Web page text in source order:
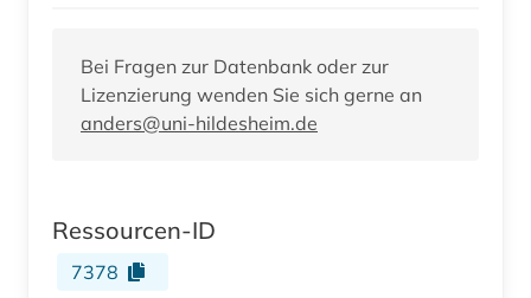
Bei Fragen zur Datenbank oder zur
Lizenzierung wenden Sie sich gerne an
anders@uni-hildesheim.de
Ressourcen-ID
7378